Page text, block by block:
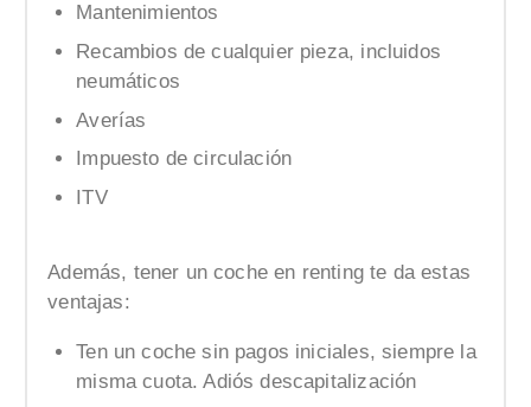
Mantenimientos
Recambios de cualquier pieza, incluidos
neumáticos
Averías
Impuesto de circulación
ITV
Además, tener un coche en renting te da estas
ventajas:
Ten un coche sin pagos iniciales, siempre la
misma cuota. Adiós descapitalización